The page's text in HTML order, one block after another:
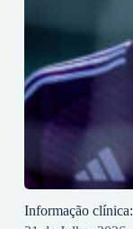
Informação